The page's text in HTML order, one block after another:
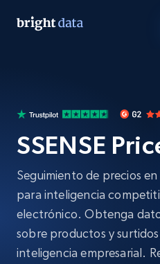
SSENSE
Seguimiento de precios
para inteligencia
electrónico. Obtenga
sobre productos y
inteligencia empresarial.